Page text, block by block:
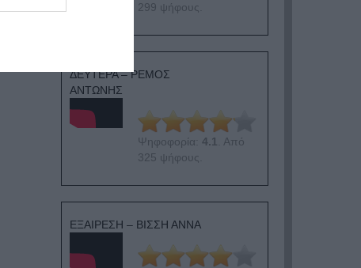
299 ψήφους.
ΔΕΥΤΕΡΑ – ΡΕΜΟΣ
ΑΝΤΩΝΗΣ
Ψηφοφορία: 4.1 . Από
325 ψήφους.
ΕΞΑΙΡΕΣΗ – ΒΙΣΣΗ ΑΝΝΑ